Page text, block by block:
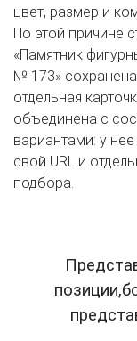
цвет, размер и
По этой причине
«Памятник
№ 173»
отдельная
объединена с
вариантами: у
свой URL и
подбора.